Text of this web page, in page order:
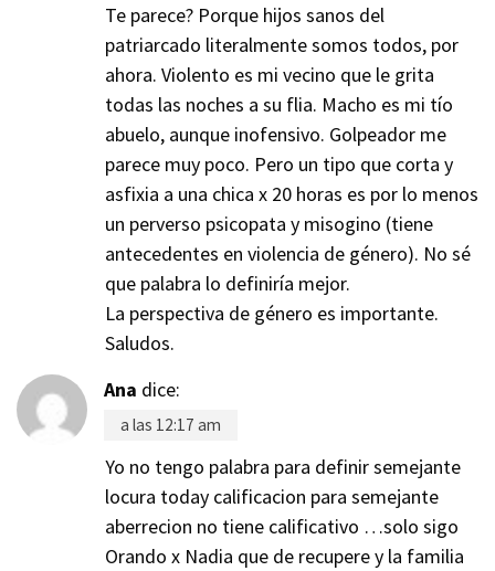
Te parece? Porque hijos sanos del
patriarcado literalmente somos todos, por
ahora. Violento es mi vecino que le grita
todas las noches a su flia. Macho es mi tío
abuelo, aunque inofensivo. Golpeador me
parece muy poco. Pero un tipo que corta y
asfixia a una chica x 20 horas es por lo menos
un perverso psicopata y misogino (tiene
antecedentes en violencia de género). No sé
que palabra lo definiría mejor.
La perspectiva de género es importante.
Saludos.
Ana dice:
a las 12:17 am
Yo no tengo palabra para definir semejante
locura today calificacion para semejante
aberrecion no tiene calificativo …solo sigo
Orando x Nadia que de recupere y la familia